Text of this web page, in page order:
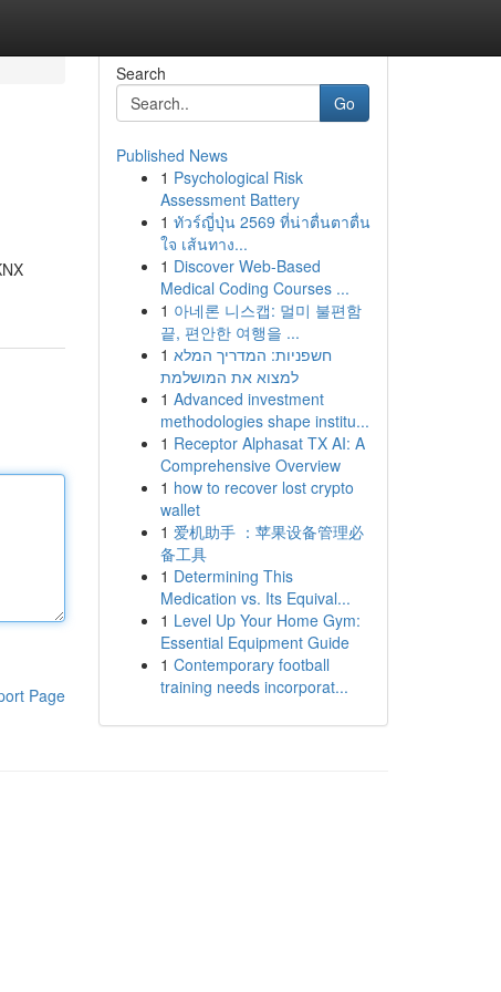
Page
Search
Go
Published News
1 Psychological Risk
Assessment Battery
1 ทัวร์ญี่ปุ่น 2569 ที่น่าตื่นตาตื่น
ใจ เส้นทาง...
1 Discover Web-Based
Medical Coding Courses ...
1 아네론 니스캡: 멀미 불편함
끝, 편안한 여행을 ...
1 חשפניות: המדריך המלא
למצוא את המושלמת
1 Advanced investment
methodologies shape institu...
1 Receptor Alphasat TX AI: A
Comprehensive Overview
1 how to recover lost crypto
wallet
1 爱机助手 ：苹果设备管理必
备工具
1 Determining This
Medication vs. Its Equival...
1 Level Up Your Home Gym:
Essential Equipment Guide
1 Contemporary football
training needs incorporat...